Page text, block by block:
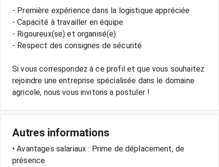
- Première expérience dans la logistique appréciée
- Capacité à travailler en équipe
- Rigoureux(se) et organisé(e)
- Respect des consignes de sécurité
Si vous correspondez à ce profil et que vous souhaitez
rejoindre une entreprise spécialisée dans le domaine
Autres informations
• Avantages salariaux : Prime de déplacement, de
présence